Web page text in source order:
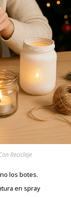
Reciclaje
los botes.
en spray